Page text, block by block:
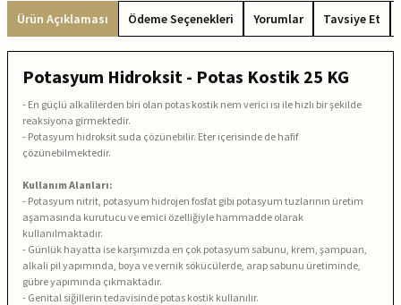
Ürün Açıklaması Ödeme Seçenekleri Yorumlar Tavsiye Et
Potasyum Hidroksit - Potas Kostik 25 KG
- En güçlü alkalilerden biri olan potas kostik nem verici ısı ile hızlı bir şekilde
reaksiyona girmektedir.
- Potasyum hidroksit suda çözünebilir. Eter içerisinde de hafif
çözünebilmektedir.
Kullanım Alanları:
- Potasyum nitrit, potasyum hidrojen fosfat gibi potasyum tuzlarının üretim
aşamasında kurutucu ve emici özelliğiyle hammadde olarak
kullanılmaktadır.
- Günlük hayatta ise karşımızda en çok potasyum sabunu, krem, şampuan,
alkali pil yapımında, boya ve vernik sökücülerde, arap sabunu üretiminde,
gübre yapımında çıkmaktadır.
- Genital siğillerin tedavisinde potas kostik kullanılır.